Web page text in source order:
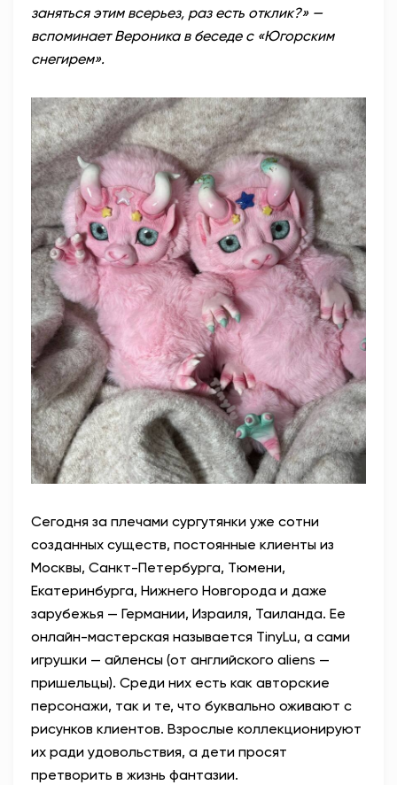
заняться этим всерьез, раз есть отклик?» —
вспоминает Вероника в беседе с «Югорским
снегирем».
Сегодня за плечами сургутянки уже сотни
созданных существ, постоянные клиенты из
Москвы, Санкт-Петербурга, Тюмени,
Екатеринбурга, Нижнего Новгорода и даже
зарубежья — Германии, Израиля, Таиланда. Ее
онлайн-мастерская называется TinyLu, а сами
игрушки — айленсы (от английского aliens —
пришельцы). Среди них есть как авторские
персонажи, так и те, что буквально оживают с
рисунков клиентов. Взрослые коллекционируют
их ради удовольствия, а дети просят
претворить в жизнь фантазии.